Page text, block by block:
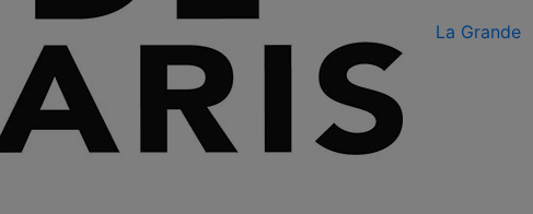
La Grande